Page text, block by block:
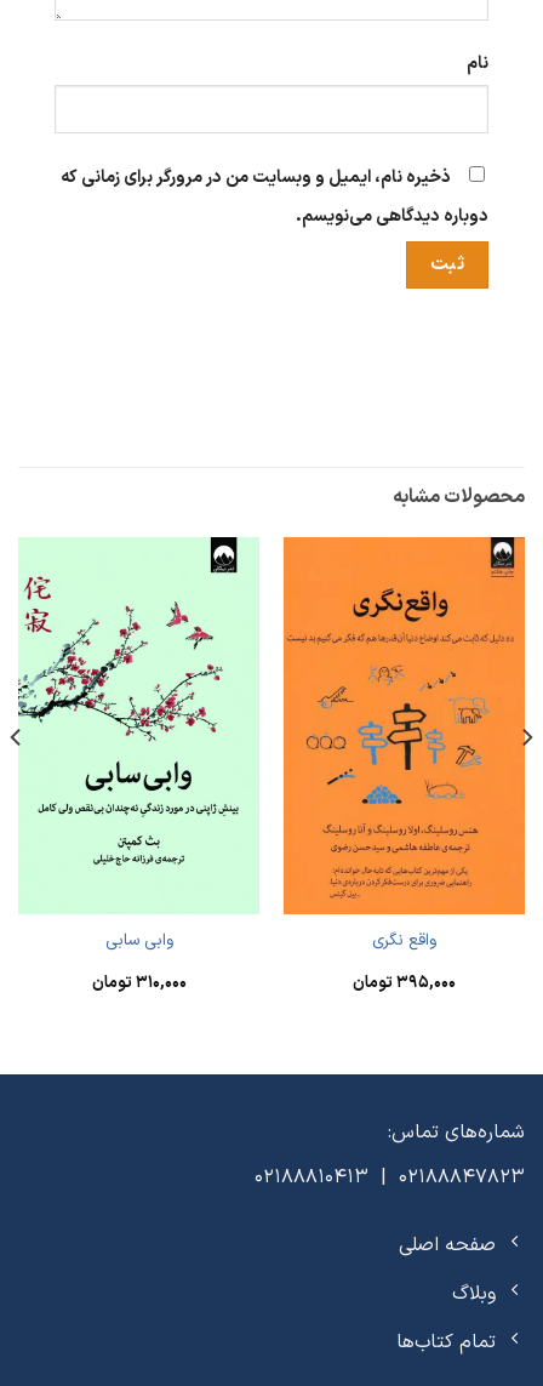
نام
ذخیره نام، ایمیل و وبسایت من در مرورگر برای زمانی که
دوباره دیدگاهی می‌نویسم.
محصولات مشابه
واقع‌ نگری
۳۹۵,۰۰۰تومان
وابی سابی
۳۱۰,۰۰۰تومان
شماره‌های تماس:
02188847823 | 02188810413
صفحه اصلی
وبلاگ
تمام کتاب‌ها